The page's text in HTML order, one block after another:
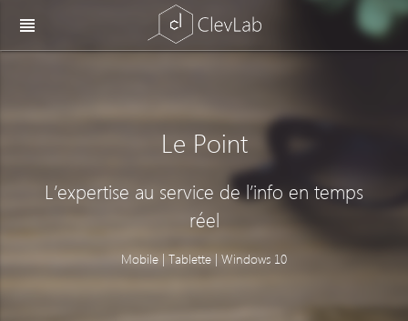
view_headline
Le Point
L’expertise au service de l’info en temps
réel
Mobile | Tablette | Windows 10